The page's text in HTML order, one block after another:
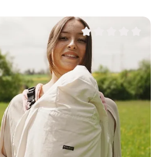
Durchschnittliche